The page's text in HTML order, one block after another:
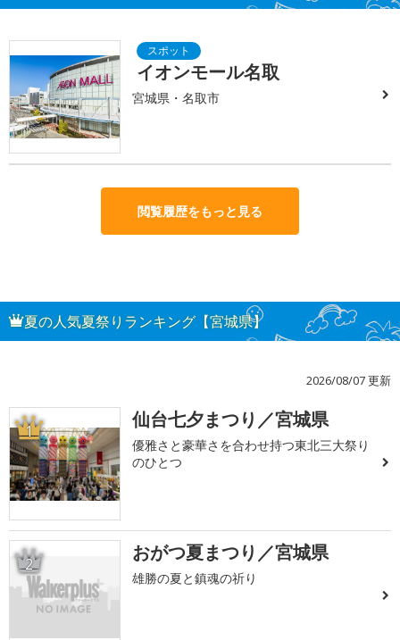
イオンモール名取
宮城県・名取市
閲覧履歴をもっと見る
夏の人気夏祭りランキング【宮城県】
2026/08/07 更新
1 仙台七夕まつり／宮城県
優雅さと豪華さを合わせ持つ東北三大祭り
のひとつ
2 おがつ夏まつり／宮城県
雄勝の夏と鎮魂の祈り